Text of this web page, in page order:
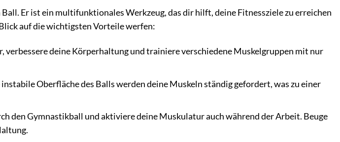
Er ist ein multifunktionales Werkzeug, das dir hilft, deine Fitnessziele zu erreichen
auf die wichtigsten Vorteile werfen:
verbessere deine Körperhaltung und trainiere verschiedene Muskelgruppen mit nur
Oberfläche des Balls werden deine Muskeln ständig gefordert, was zu einer
den Gymnastikball und aktiviere deine Muskulatur auch während der Arbeit. Beuge